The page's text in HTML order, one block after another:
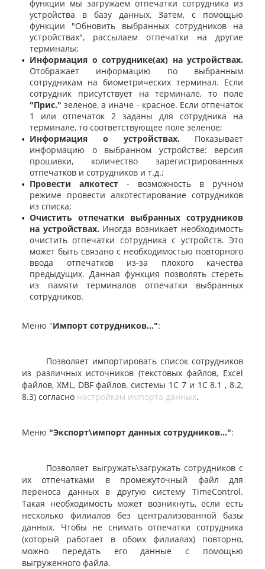
функции мы загружаем отпечатки сотрудника из
устройства в базу данных. Затем, с помощью
функции "Обновить выбранных сотрудников на
устройствах", рассылаем отпечатки на другие
терминалы;
•
Информация о сотруднике(ах) на устройствах.
Отображает информацию по выбранным
сотрудникам на биометрических терминал. Если
сотрудник присутствует на терминале, то поле
"Прис." зеленое, а иначе - красное. Если отпечаток
1 или отпечаток 2 заданы для сотрудника на
терминале, то соответствующее поле зеленое;
• Информация о устройствах.
Показывает
информацию о выбранном устройстве: версия
прошивки, количество зарегистрированных
отпечатков и сотрудников и т.д.;
• Провести алкотест - возможность в ручном
режиме провести алкотестирование сотрудников
из списка;
• Очистить отпечатки выбранных сотрудников
на устройствах. Иногда возникает необходимость
очистить отпечатки сотрудника с устройств. Это
может быть связано с необходимостью повторного
ввода отпечатков из-за плохого качества
предыдущих. Данная функция позволять стереть
из памяти терминалов отпечатки выбранных
сотрудников.
Меню "Импорт сотрудников...":
Позволяет импортировать список сотрудников
из различных источников (текстовых файлов, Excel
файлов, XML, DBF файлов, системы 1С 7 и 1С 8.1 , 8.2,
8.3) согласно настройкам импорта данных.
Меню "Экспорт\импорт данных сотрудников...":
Позволяет выгружать\загружать сотрудников с
их отпечатками в промежуточный файл для
переноса данных в другую систему TimeControl.
Такая необходимость может возникнуть, если есть
несколько филиалов без централизованной базы
данных. Чтобы не снимать отпечатки сотрудника
(который работает в обоих филиалах) повторно,
можно передать его данные с помощью
выгруженного файла.